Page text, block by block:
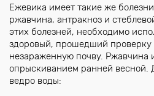
Ежевика имеет такие же
ржавчина, антракноз и
этих болезней, необходимо
здоровый, прошедший проверку
незараженную почву. Ржавчина
опрыскиванием ранней весной.
ведро воды: